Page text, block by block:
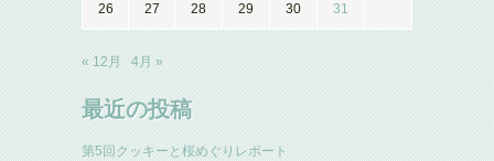
26 27 28 29 30 31
« 12月 4月 »
最近の投稿
第5回クッキーと桜めぐりレポート